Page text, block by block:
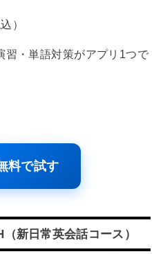
）
習・単語対策がアプリ1つで
料で試す
新日常英会話コース）